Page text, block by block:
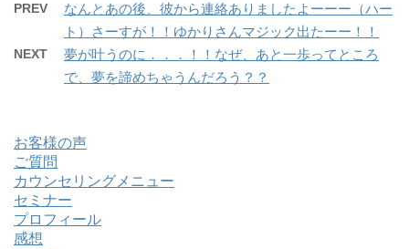
PREV
なんとあの後、彼から連絡ありましたよーーー（ハー
ト）さーすが！！ゆかりさんマジック出たーー！！
NEXT
夢が叶うのに．．．！！なぜ、あと一歩ってところ
で、夢を諦めちゃうんだろう？？
お客様の声
ご質問
カウンセリングメニュー
セミナー
プロフィール
感想